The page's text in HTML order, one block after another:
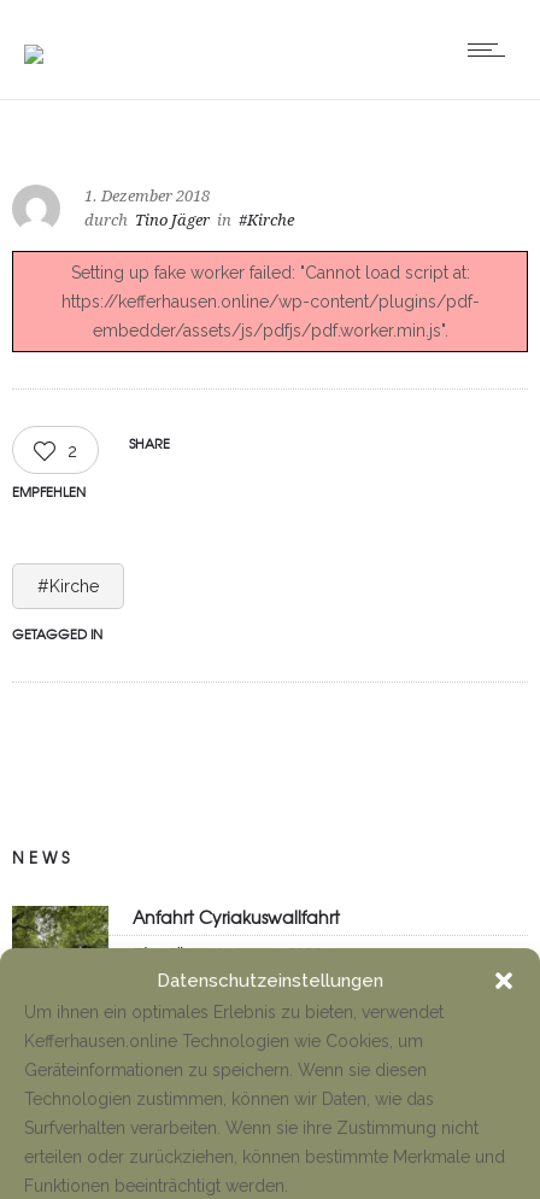
Datenschutzeinstellungen
Um ihnen ein optimales Erlebnis zu bieten, verwendet
Kefferhausen.online Technologien wie Cookies, um
Geräteinformationen zu speichern. Wenn sie diesen
Technologien zustimmen, können wir Daten, wie das
Surfverhalten verarbeiten. Wenn sie ihre Zustimmung nicht
erteilen oder zurückziehen, können bestimmte Merkmale und
Funktionen beeinträchtigt werden.
1. Dezember 2018
durch Tino Jäger in #Kirche
Setting up fake worker failed: "Cannot load script at:
https://kefferhausen.online/wp-content/plugins/pdf-
embedder/assets/js/pdfjs/pdf.worker.min.js".
2
EMPFEHLEN
SHARE
#Kirche
GETAGGED IN
NEWS
Anfahrt Cyriakuswallfahrt
Tino Jäger 1. August 2026
Neueröffnung Gaststätte
Gottesdienste und Vermeldungen